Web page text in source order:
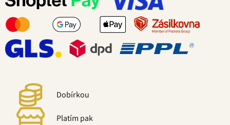
Dobírkou
Platím pak